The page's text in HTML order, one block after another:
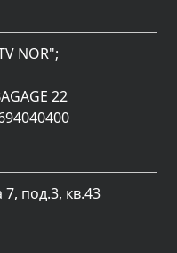
NOR";
22
под.3, кв.43